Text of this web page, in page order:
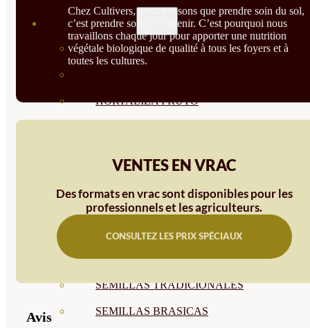
SEMILLAS
VER TODAS
HORTALIZA FRUTO
SEMILLAS FLORES
SEMILLAS FLORES
COMESTIBLES
SEMILLAS TRADICIONALES
SEMILLAS BRASICAS
Chez Cultivers, nous pensons que prendre soin du sol,
c’est prendre soin de l’avenir. C’est pourquoi nous
travaillons chaque jour pour apporter une nutrition
végétale biologique de qualité à tous les foyers et à
toutes les cultures.
VENTES EN VRAC
Des formats en vrac sont disponibles pour les
professionnels et les agriculteurs.
CONSULTEZ LES PRIX SPÉCIAUX
Avis